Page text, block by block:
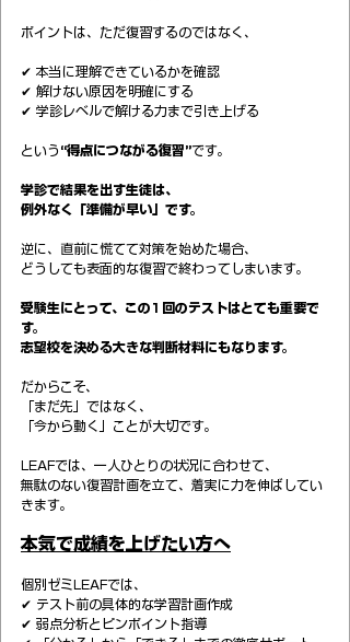
ポイントは、ただ復習するのではなく、
✔ 本当に理解できているかを確認
✔ 解けない原因を明確にする
✔ 学診レベルで解ける力まで引き上げる
という “得点につながる復習”です。
学診で結果を出す生徒は、
例外なく「準備が早い」です。
逆に、直前に慌てて対策を始めた場合、
どうしても表面的な復習で終わってしまいます。
受験生にとって、この1回のテストはとても重要で
す。
志望校を決める大きな判断材料にもなります。
だからこそ、
「まだ先」ではなく、
「今から動く」ことが大切です。
LEAFでは、一人ひとりの状況に合わせて、
無駄のない復習計画を立て、着実に力を伸ばしてい
きます。
本気で成績を上げたい方へ
個別ゼミLEAFでは、
✔ テスト前の具体的な学習計画作成
✔ 弱点分析とピンポイント指導